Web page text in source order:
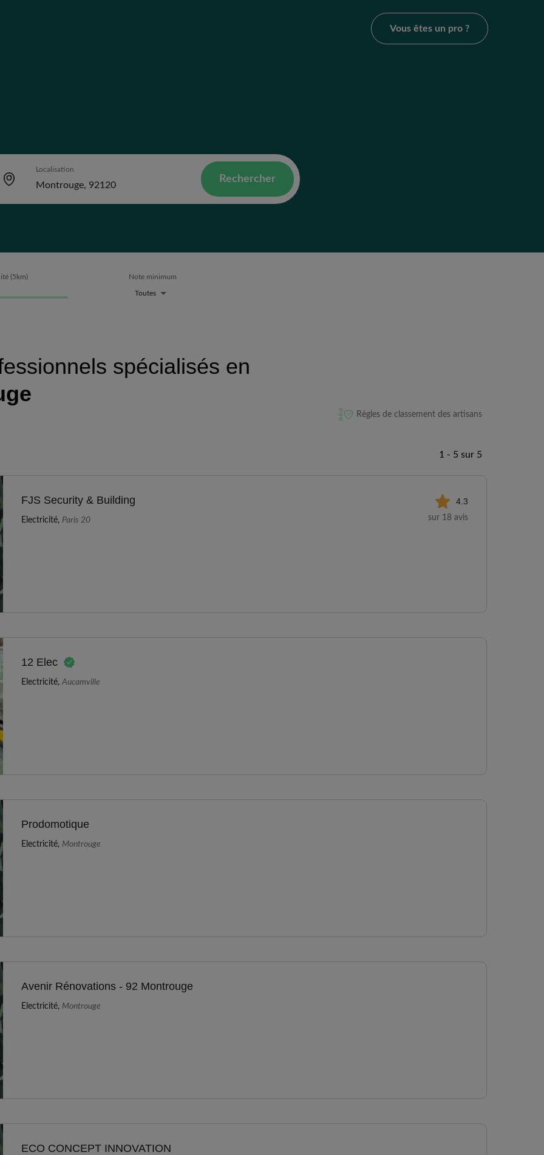
Vous êtes un pro ?
Localisation
Rechercher
(5 km) Note minimum
Toutes
spécialisés en
Règles de classement des artisans
1 - 5 sur 5
FJS Security & Building
Electricité, Paris 20
4.3
sur 18 avis
12 Elec
Electricité, Aucamville
Prodomotique
Electricité, Montrouge
Avenir Rénovations - 92 Montrouge
Electricité, Montrouge
ECO CONCEPT INNOVATION